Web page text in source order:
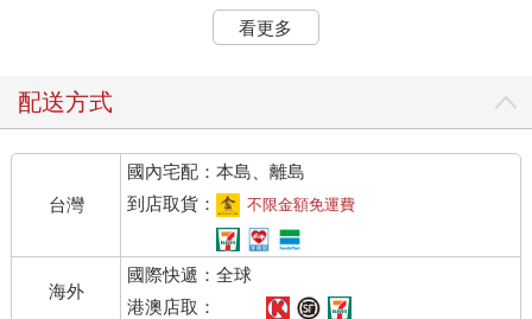
師，他一向以頭腦清晰自豪，現在卻難以專注，一直忘東忘西。
儘管從磁振造影看不出明顯的腦部損傷，但他的認知卻不比前額
能與他剛經歷一場離婚，以及幾十年來第一次獨居的情況有關。
整與其他腦區的聯繫。兒童雖然學習很快，卻不擅長專注在應該
專注的事物上，因為容易分心。這對於有ADHD（注意力缺失／
過動障礙症）的兒童更是嚴重，他們在學校表現不佳並不是因為
缺乏理解力，而是因為在教室裡難以集中注意力、培養有效的學
習習慣，以及利用可以應付考試的策略。有大量證據顯示，
ADHD與前額葉皮質的異常活動有關。
前額葉皮質也是我們進入老年時，首先開始衰退的區域之一，我
看更多
配送方式
台灣
國內宅配：本島、離島
到店取貨：
不限金額免運費
海外
國際快遞：全球
港澳店取：